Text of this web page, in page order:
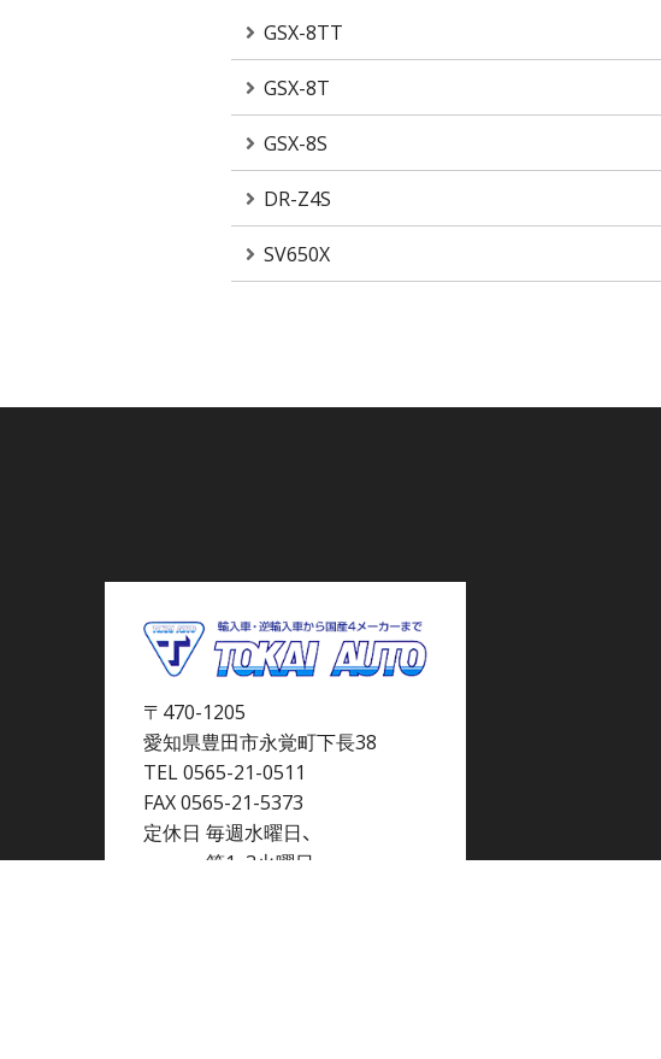
GSX-8TT
GSX-8T
GSX-8S
DR-Z4S
SV650X
〒470-1205
愛知県豊田市永覚町下長38
TEL 0565-21-0511
FAX 0565-21-5373
定休日 毎週水曜日、
第1・3火曜日